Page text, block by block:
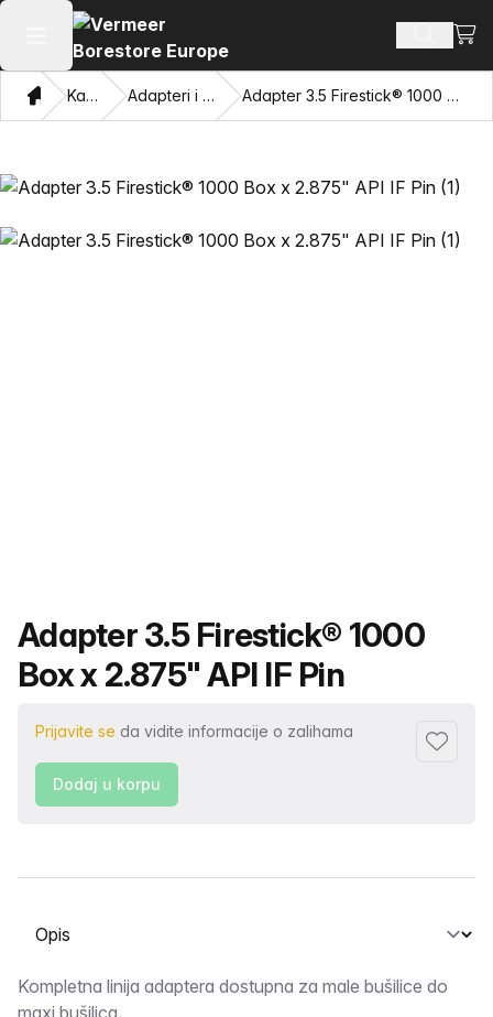
Otvori glavni meni Pretraži
Dom Katalog Adapteri i vučne oči Adapter 3.5 Firestick® 1000 Box x 2.875" API IF Pin
Naziv proizvoda
Adapter 3.5 Firestick® 1000
Box x 2.875" API IF Pin
Prijavite se da vidite informacije o zalihama
Dodaj
Dodaj u korpu
Odaberite karticu
Opis
Kompletna linija adaptera dostupna za male bušilice do
maxi bušilica.